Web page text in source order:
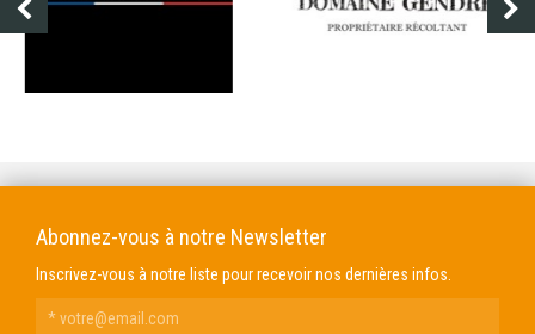
Abonnez-vous à notre Newsletter
Inscrivez-vous à notre liste pour recevoir nos dernières infos.